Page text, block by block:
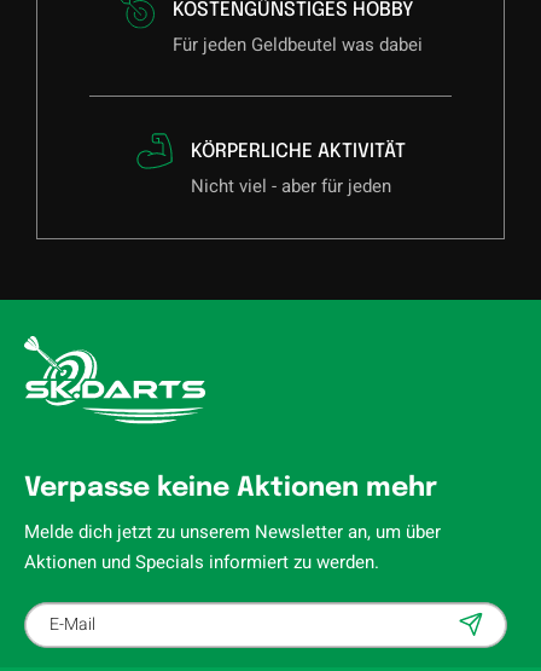
KOSTENGÜNSTIGES HOBBY
Für jeden Geldbeutel was dabei
KÖRPERLICHE AKTIVITÄT
Nicht viel - aber für jeden
Verpasse keine Aktionen mehr
Melde dich jetzt zu unserem Newsletter an, um über
Aktionen und Specials informiert zu werden.